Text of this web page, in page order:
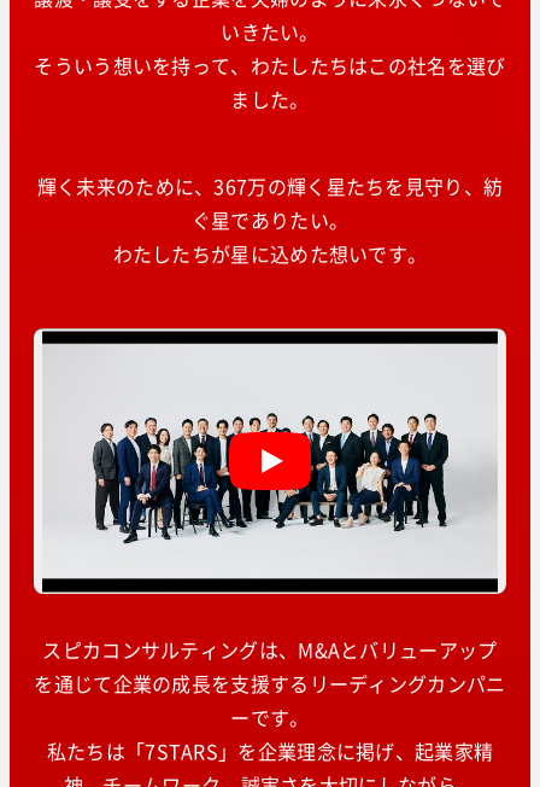
いきたい。
そういう想いを持って、わたしたちはこの社名を選び
ました。
輝く未来のために、367万の輝く星たちを見守り、紡
ぐ星でありたい。
わたしたちが星に込めた想いです。
スピカコンサルティングは、M&Aとバリューアップ
を通じて企業の成長を支援するリーディングカンパニ
ーです。
私たちは「7STARS」を企業理念に掲げ、起業家精